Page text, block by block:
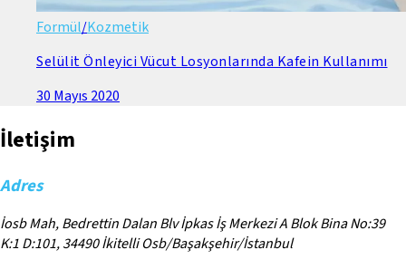
Formül/Kozmetik
Selülit Önleyici Vücut Losyonlarında Kafein Kullanımı
30 Mayıs 2020
İletişim
Adres
İosb Mah, Bedrettin Dalan Blv İpkas İş Merkezi A Blok Bina No:39
K:1 D:101, 34490 İkitelli Osb/Başakşehir/İstanbul